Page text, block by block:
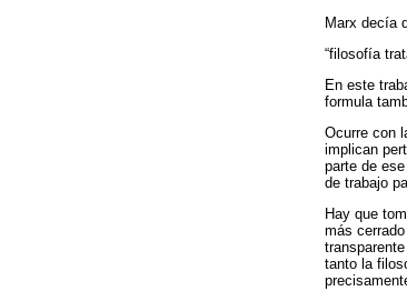
Marx decía
“filosofía
En este
formula
Ocurre con
implican
parte de
de trabajo
Hay que
más
tanto la